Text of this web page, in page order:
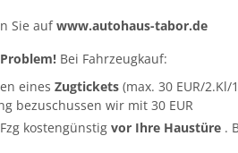
Sie aufwww.autohaus-tabor.de
Bei Fahrzeugkauf:
einesZugtickets(max. 30 EUR/
bezuschussen wir mit 30 EUR
kostengünstigvor Ihre Haustüre .